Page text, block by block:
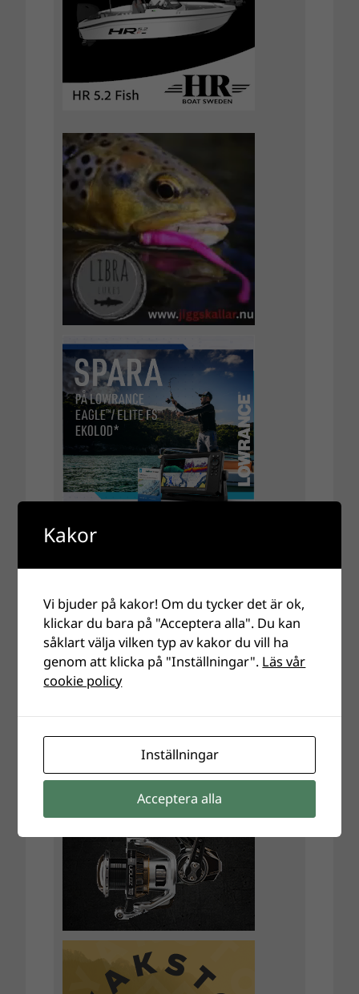
Kakor
Vi bjuder på kakor! Om du tycker det är ok,
klickar du bara på "Acceptera alla". Du kan
såklart välja vilken typ av kakor du vill ha
genom att klicka på "Inställningar". Läs vår
cookie policy
Inställningar
Acceptera alla